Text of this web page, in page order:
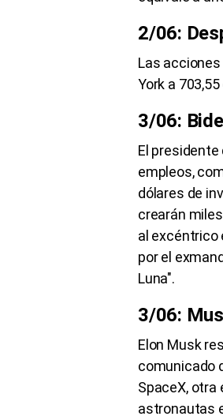
2/06:
Las
York a
3/06:
El presidente
empleos,
dólares de
crearán
al excéntrico
por el
Luna".
3/06:
Elon Musk
comunicado
SpaceX, otra
astronautas